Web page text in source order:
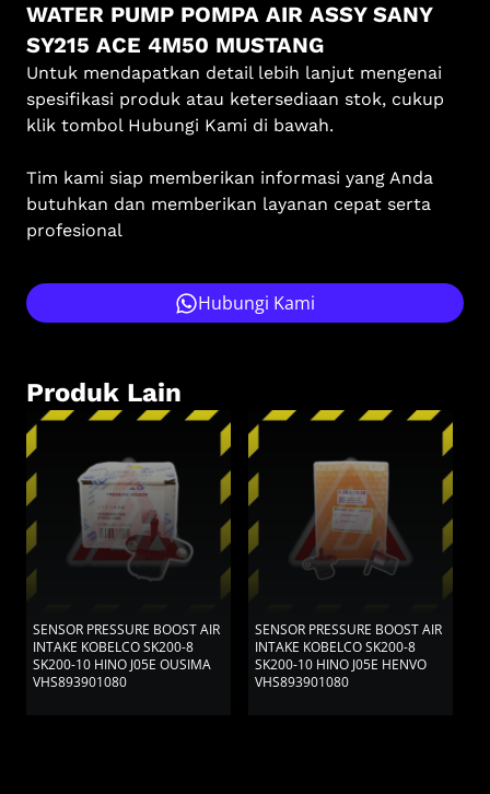
WATER PUMP POMPA AIR ASSY SANY
SY215 ACE 4M50 MUSTANG
Untuk mendapatkan detail lebih lanjut mengenai
spesifikasi produk atau ketersediaan stok, cukup
klik tombol Hubungi Kami di bawah.
Tim kami siap memberikan informasi yang Anda
butuhkan dan memberikan layanan cepat serta
profesional
Hubungi Kami
Produk Lain
SENSOR PRESSURE BOOST AIR
INTAKE KOBELCO SK200-8
SK200-10 HINO J05E OUSIMA
VHS893901080
SENSOR PRESSURE BOOST AIR
INTAKE KOBELCO SK200-8
SK200-10 HINO J05E HENVO
VHS893901080